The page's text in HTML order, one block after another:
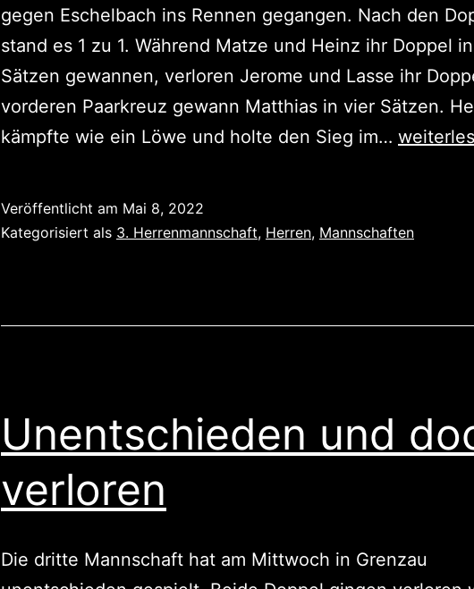
gegen Eschelbach ins Rennen gegangen. Nach den
stand es 1 zu 1. Während Matze und Heinz ihr Doppel
Sätzen gewannen, verloren Jerome und Lasse ihr
vorderen Paarkreuz gewann Matthias in vier Sätzen.
kämpfte wie ein Löwe und holte den Sieg im… Trotz
Veröffentlicht am Mai 8, 2022
Kategorisiert als 3. Herrenmannschaft, Herren, Mannschaften
Unentschieden und
verloren
Die dritte Mannschaft hat am Mittwoch in Grenzau